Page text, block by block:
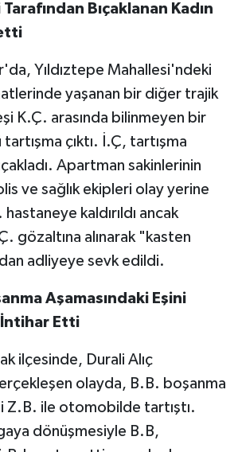
Bıçaklanan Kadın
Yıldıztepe Mahallesi'ndeki
yaşanan bir diğer trajik
K.Ç. arasında bilinmeyen bir
çıktı. İ.Ç, tartışma
Apartman sakinlerinin
ve sağlık ekipleri olay yerine
kaldırıldı ancak
gözaltına alınarak "kasten
adliyeye sevk edildi.
Aşamasındaki Eşini
İntihar Etti
ilçesinde, Durali Alıç
olayda, B.B. boşanma
Z.B. ile otomobilde tartıştı.
dönüşmesiyle B.B,